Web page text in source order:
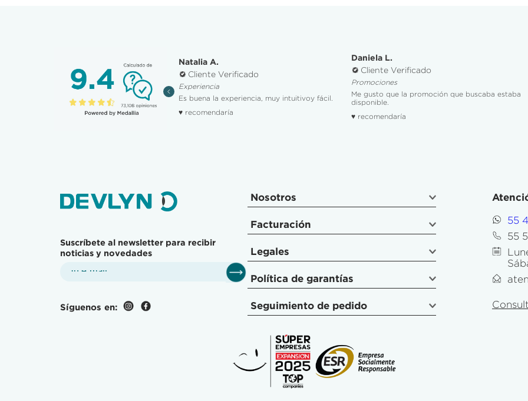
publicidad, promociones y descuentos
y facilidad para hacer la compra.
Natalia A.
Cliente Verificado
Experiencia
Es buena la experiencia, muy intuitivoy fácil.
♥ recomendaría
Daniela L.
Cliente Verificado
Promociones
Me gusto que la promoción que buscaba estaba
disponible.
♥ recomendaría
Suscríbete al newsletter para recibir
noticias y novedades
Síguenos en:
Nosotros
Facturación
Legales
Política de garantías
Seguimiento de pedido
55
55